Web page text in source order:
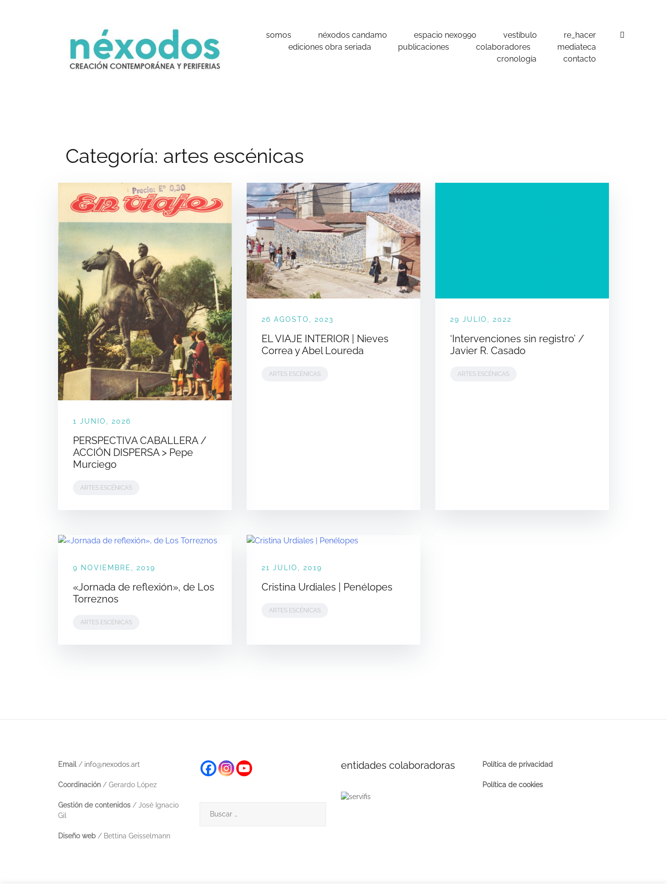
somos néxodos candamo espacio nexo990 vestíbulo
re_hacer
ediciones obra seriada
publicaciones colaboradores
mediateca
cronología
contacto
Categoría: artes escénicas
1 JUNIO, 2026
PERSPECTIVA CABALLERA /
ACCIÓN DISPERSA > Pepe
Murciego
ARTES ESCÉNICAS
26 AGOSTO, 2023
EL VIAJE INTERIOR | Nieves
Correa y Abel Loureda
ARTES ESCÉNICAS
29 JULIO, 2022
‘Intervenciones sin registro’ /
Javier R. Casado
ARTES ESCÉNICAS
9 NOVIEMBRE, 2019
«Jornada de reflexión», de Los
Torreznos
ARTES ESCÉNICAS
21 JULIO, 2019
Cristina Urdiales | Penélopes
ARTES ESCÉNICAS
Email/ info@nexodos.art
Coordinación / Gerardo López
Gestión de contenidos / José Ignacio
Gil
Diseño web / Bettina Geisselmann
entidades colaboradoras Política de privacidad
Política de cookies